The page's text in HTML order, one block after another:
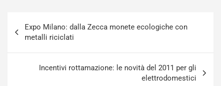
articoli
Expo Milano: dalla Zecca monete ecologiche con
metalli riciclati
Incentivi rottamazione: le novità del 2011 per gli
elettrodomestici